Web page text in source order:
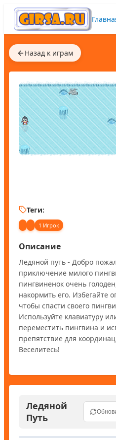
Назад к играм
Теги:
1 Игрок
Описание
Ледяной путь - Добро
приключение милого
пингвиненок очень
накормить его. Избегайте
чтобы спасти своего
Используйте клавиатуру
переместить пингвина и
препятствие для
Веселитесь!
Ледяной
Путь